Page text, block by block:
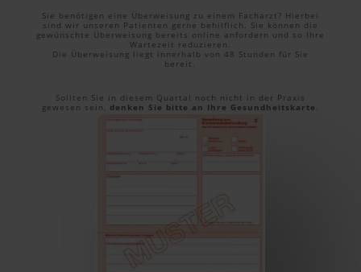
Sie benötigen eine Überweisung zu einem Facharzt? Hierbei
sind wir unseren Patienten gerne behilflich. Sie können die
gewünschte Überweisung bereits online anfordern und so Ihre
Wartezeit reduzieren.
Die Überweisung liegt innerhalb von 48 Stunden für Sie
bereit.
Sollten Sie in diesem Quartal noch nicht in der Praxis
gewesen sein, denken Sie bitte an Ihre Gesundheitskarte .